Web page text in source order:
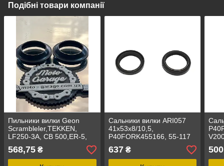
Подібні товари компанії
Пильники вилки Geon
Scrambleler,TEKKEN,
LF250-3А, CB 500,ER-5,
Geon X-Road, XY200GY-
6C, 37х50,3х13
568,75 ₴
Сальники вилки ARI057
41x53x8/10,5,
P40FORK455166, 55-117
637₴